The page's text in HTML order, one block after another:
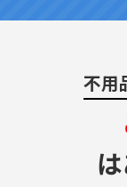
不用